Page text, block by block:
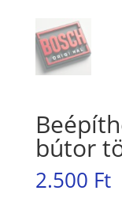
bútor
2.500 Ft